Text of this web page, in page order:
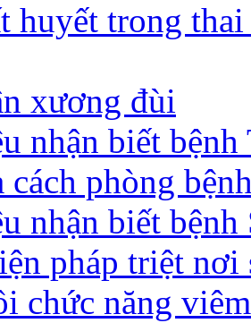
huyết trong
xương đùi
nhận biết
cách phòng
nhận biết
pháp triệt nơi
chức năng